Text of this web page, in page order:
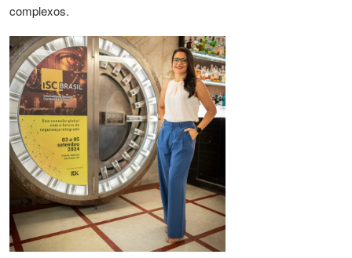
complexos.